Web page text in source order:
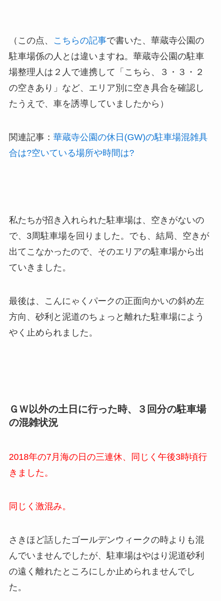
（この点、 こちらの記事で書いた、華蔵寺公園の
駐車場係の人とは違いますね。華蔵寺公園の駐車
場整理人は２人で連携して「こちら、３・３・２
の空きあり」など、エリア別に空き具合を確認し
たうえで、車を誘導していましたから）
関連記事： 華蔵寺公園の休日(GW)の駐車場混雑具
合は?空いている場所や時間は?
私たちが招き入れられた駐車場は、空きがないの
で、3周駐車場を回りました。でも、結局、空きが
出てこなかったので、そのエリアの駐車場から出
ていきました。
最後は、こんにゃくパークの正面向かいの斜め左
方向、砂利と泥道のちょっと離れた駐車場によう
やく止められました。
ＧＷ以外の土日に行った時、３回分の駐車場
の混雑状況
2018年の7月海の日の三連休、同じく午後3時頃行
きました。
同じく激混み。
さきほど話したゴールデンウィークの時よりも混
んでいませんでしたが、駐車場はやはり泥道砂利
の遠く離れたところにしか止められませんでし
た。